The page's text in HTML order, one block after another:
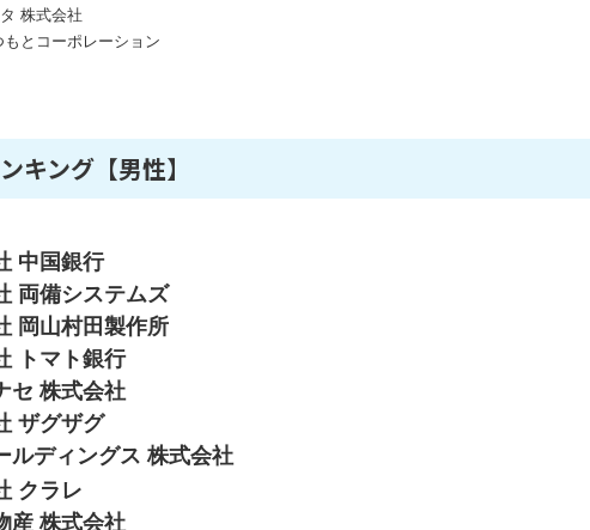
株式会社
とコーポレーション
キング【男性】
中国銀行
両備システムズ
岡山村田製作所
トマト銀行
セ 株式会社
ザグザグ
ルディングス 株式会社
クラレ
産 株式会社